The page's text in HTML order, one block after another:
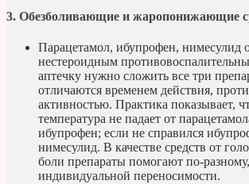
3. Обезболивающие и жаропонижающие
Парацетамол, ибупрофен, нимесулид
нестероидным
аптечку нужно сложить все три
отличаются временем действия,
активностью. Практика показывает,
температура не падает от
ибупрофен; если не справился
нимесулид. В качестве средств от
боли препараты помогают по-
индивидуальной переносимости.